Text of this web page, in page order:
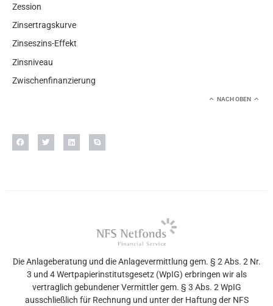
Zession
Zinsertragskurve
Zinseszins-Effekt
Zinsniveau
Zwischenfinanzierung
NACH OBEN
Die Anlageberatung und die Anlagevermittlung gem. § 2 Abs. 2 Nr.
3 und 4 Wertpapierinstitutsgesetz (WpIG) erbringen wir als
vertraglich gebundener Vermittler gem. § 3 Abs. 2 WpIG
ausschließlich für Rechnung und unter der Haftung der NFS